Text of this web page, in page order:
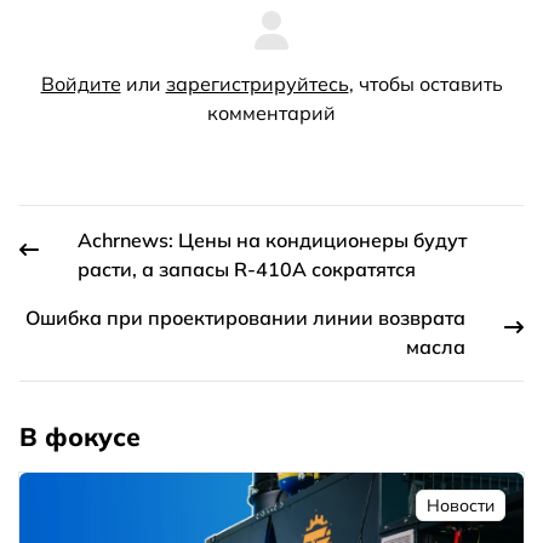
Войдите или зарегистрируйтесь, чтобы оставить
комментарий
Achrnews: Цены на кондиционеры будут
расти, а запасы R-410A сократятся
Ошибка при проектировании линии возврата
масла
В фокусе
Новости